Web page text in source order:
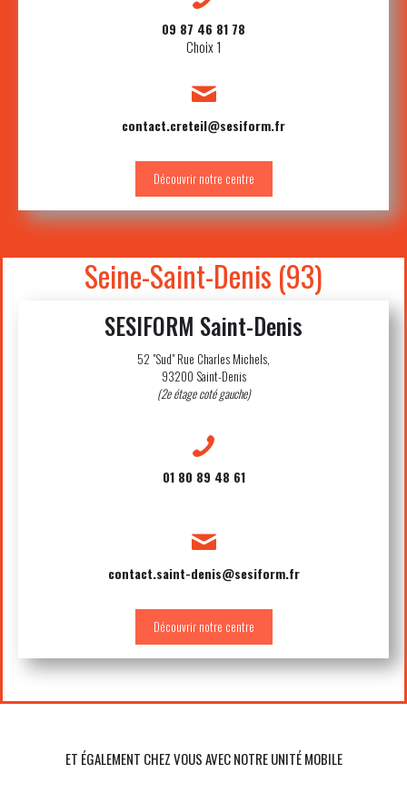
09 87 46 81 78
Choix 1
contact.creteil@sesiform.fr
Découvrir notre centre
SESIFORM Saint-Denis
52 "Sud" Rue Charles Michels,
93200 Saint-Denis
(2e étage coté gauche)
01 80 89 48 61
contact.saint-denis@sesiform.fr
Découvrir notre centre
ET ÉGALEMENT CHEZ VOUS AVEC NOTRE UNITÉ MOBILE